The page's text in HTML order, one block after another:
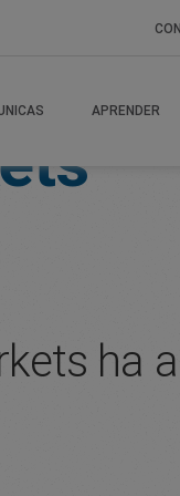
APRENDER
ha